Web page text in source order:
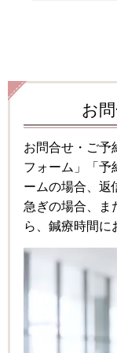
お
お問合せ・ご予
フォーム」「予
ームの場合、返
急ぎの場合、ま
ら、鍼療時間に